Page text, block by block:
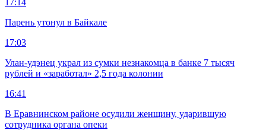
Парень утонул в Байкале
17:03
Улан-удэнец украл из сумки незнакомца в банке 7 тысяч
рублей и «заработал» 2,5 года колонии
16:41
В Еравнинском районе осудили женщину, ударившую
сотрудника органа опеки